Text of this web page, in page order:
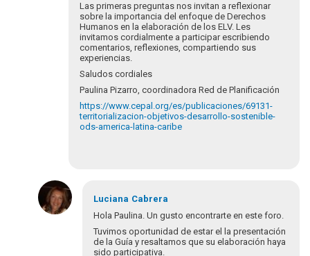
Las primeras preguntas nos invitan a reflexionar
sobre la importancia del enfoque de Derechos
Humanos en la elaboración de los ELV. Les
invitamos cordialmente a participar escribiendo
comentarios, reflexiones, compartiendo sus
experiencias.
Saludos cordiales
Paulina Pizarro, coordinadora Red de Planificación
https://www.cepal.org/es/publicaciones/69131-
territorializacion-objetivos-desarrollo-sostenible-
ods-america-latina-caribe
Luciana Cabrera
Hola Paulina. Un gusto encontrarte en este foro.
Tuvimos oportunidad de estar el la presentación
de la Guía y resaltamos que su elaboración haya
sido participativa.